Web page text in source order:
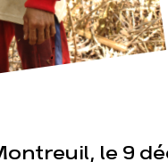
le 9